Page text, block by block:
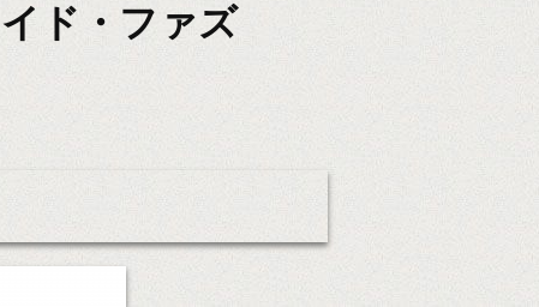
ド・ファズ